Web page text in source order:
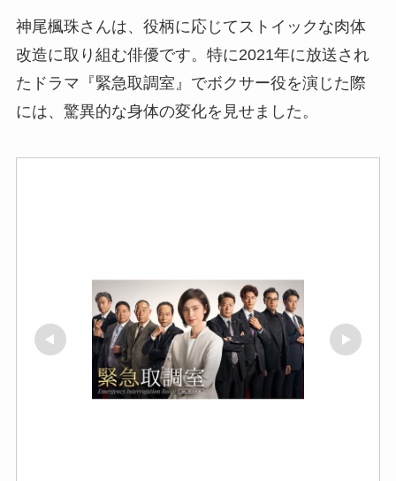
神尾楓珠さんは、役柄に応じてストイックな肉体
改造に取り組む俳優です。特に2021年に放送され
たドラマ『緊急取調室』でボクサー役を演じた際
には、驚異的な身体の変化を見せました。